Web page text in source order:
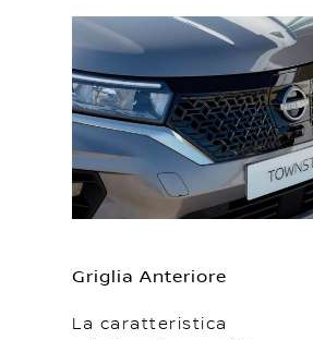
Griglia Anteriore
La caratteristica